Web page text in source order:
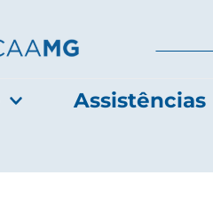
Assistências